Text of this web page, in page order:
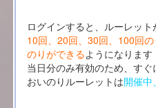
ログインすると、ルーレット
10回、20回、30回、100回
のりができるようになります
当日分のみ有効のため、すぐ
おいのりルーレットは開催中